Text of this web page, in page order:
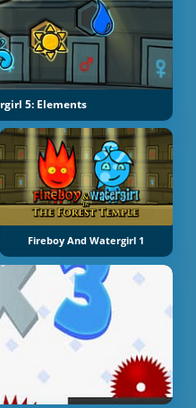
5: Elements
Fireboy And Watergirl 1